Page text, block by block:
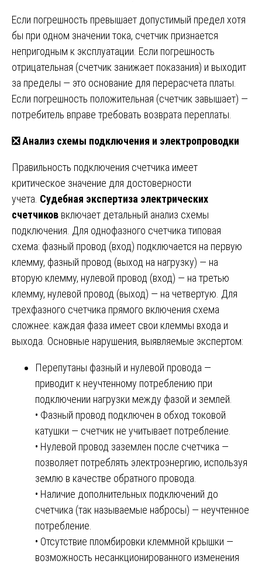
Если погрешность превышает допустимый предел хотя
бы при одном значении тока, счетчик признается
непригодным к эксплуатации. Если погрешность
отрицательная (счетчик занижает показания) и выходит
за пределы — это основание для перерасчета платы.
Если погрешность положительная (счетчик завышает) —
потребитель вправе требовать возврата переплаты.
❎Анализ схемы подключения и электропроводки
Правильность подключения счетчика имеет
критическое значение для достоверности
учета. Судебная экспертиза электрических
счетчиков включает детальный анализ схемы
подключения. Для однофазного счетчика типовая
схема: фазный провод (вход) подключается на первую
клемму, фазный провод (выход на нагрузку) — на
вторую клемму, нулевой провод (вход) — на третью
клемму, нулевой провод (выход) — на четвертую. Для
трехфазного счетчика прямого включения схема
сложнее: каждая фаза имеет свои клеммы входа и
выхода. Основные нарушения, выявляемые экспертом:
Перепутаны фазный и нулевой провода —
приводит к неучтенному потреблению при
подключении нагрузки между фазой и землей.
• Фазный провод подключен в обход токовой
катушки — счетчик не учитывает потребление.
• Нулевой провод заземлен после счетчика —
позволяет потреблять электроэнергию, используя
землю в качестве обратного провода.
• Наличие дополнительных подключений до
счетчика (так называемые набросы) — неучтенное
потребление.
• Отсутствие пломбировки клеммной крышки —
возможность несанкционированного изменения